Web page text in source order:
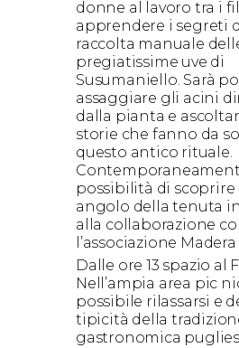
donne al lavoro tra i
apprendere i segreti
raccolta manuale
pregiatissime uve di
Susumaniello. Sarà
assaggiare gli acini
dalla pianta e
storie che fanno da
questo antico rituale.
possibilità di scoprire
angolo della tenuta
alla collaborazione
l’associazione Madera
Dalle ore 13 spazio al
Nell’ampia area pic
possibile rilassarsi e
tipicità della
gastronomica